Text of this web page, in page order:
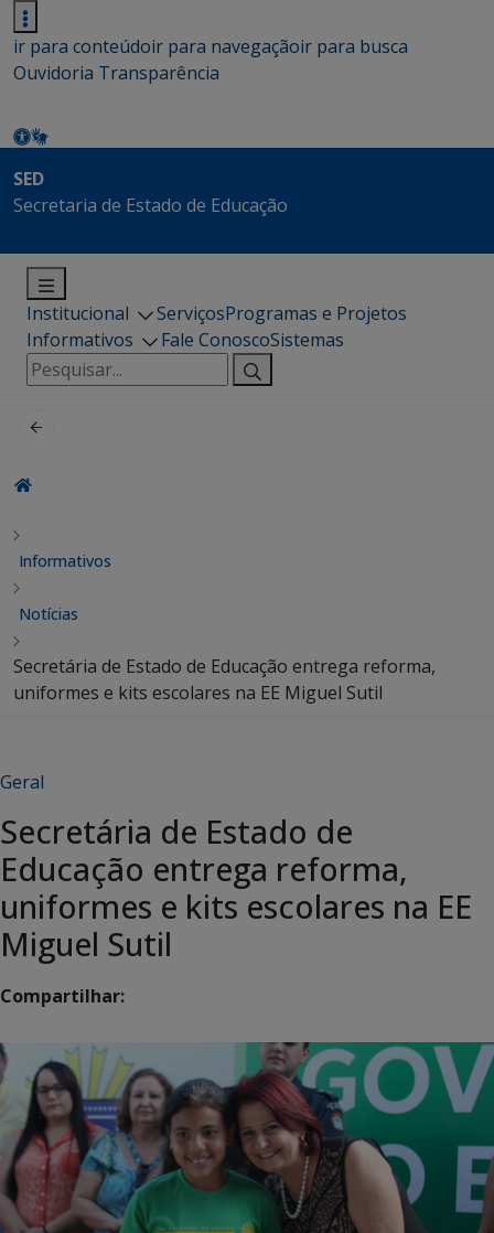
ir para conteúdoir para navegaçãoir para busca
Ouvidoria Transparência
SED
Secretaria de Estado de Educação
Institucional ServiçosProgramas e Projetos
Informativos
Fale ConoscoSistemas
Pesquisar
por:
Informativos
Notícias
Secretária de Estado de Educação entrega reforma,
uniformes e kits escolares na EE Miguel Sutil
Geral
Secretária de Estado de
Educação entrega reforma,
uniformes e kits escolares na EE
Miguel Sutil
Compartilhar: